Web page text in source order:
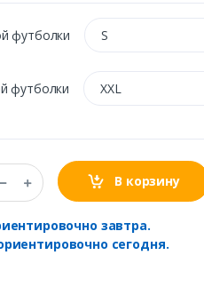
футболки S
футболки XXL
В корзину
завтра.
сегодня.